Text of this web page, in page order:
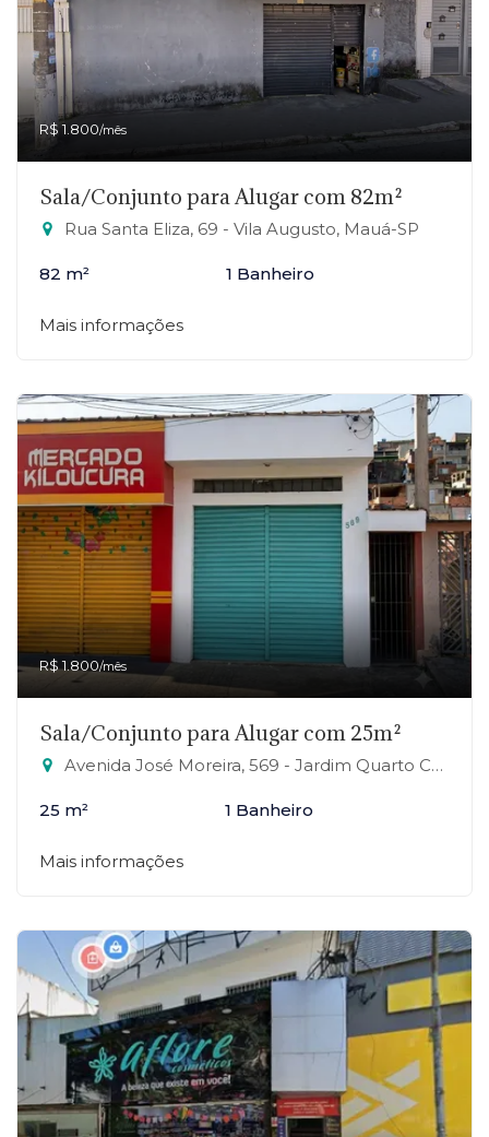
R$ 1.800/mês
Sala/Conjunto para Alugar com 82m²
Rua Santa Eliza, 69 - Vila Augusto, Mauá-SP
82 m² 1 Banheiro
Mais informações
R$ 1.800/mês
Sala/Conjunto para Alugar com 25m²
Avenida José Moreira, 569 - Jardim Quarto Centenário, Mauá-SP
25 m² 1 Banheiro
Mais informações